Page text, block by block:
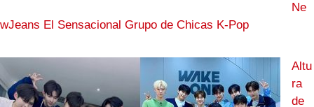
Ne
wJeans El Sensacional Grupo de Chicas K-Pop
Altu
ra
de